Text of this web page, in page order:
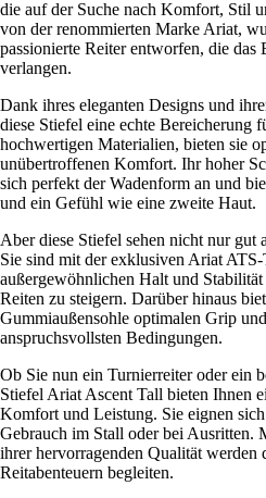
die auf der Suche nach Komfort, Stil
von der renommierten Marke Ariat,
passionierte Reiter entworfen, die das
verlangen.
Dank ihres eleganten Designs und
diese Stiefel eine echte Bereicherung
hochwertigen Materialien, bieten sie
unübertroffenen Komfort. Ihr hoher
sich perfekt der Wadenform an und
und ein Gefühl wie eine zweite Haut.
Aber diese Stiefel sehen nicht nur gut
Sie sind mit der exklusiven Ariat
außergewöhnlichen Halt und
Reiten zu steigern. Darüber hinaus
Gummiaußensohle optimalen Grip
anspruchsvollsten Bedingungen.
Ob Sie nun ein Turnierreiter oder ein
Stiefel Ariat Ascent Tall bieten Ihnen
Komfort und Leistung. Sie eignen
Gebrauch im Stall oder bei Ausritten.
ihrer hervorragenden Qualität werden
Reitabenteuern begleiten.